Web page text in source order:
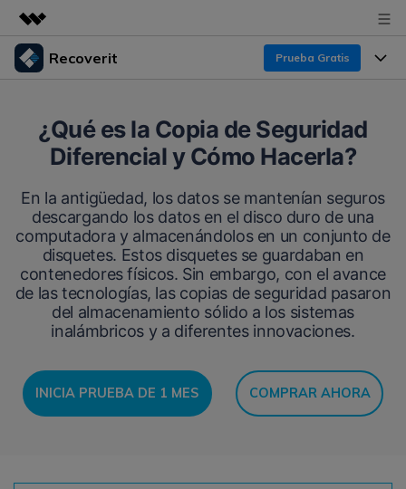
Productos destacados
Utilidades
Empresas
Resumen
Sala de prensa
Tienda
Soporte
Recoverit Prueba Gratis
Recoverit para Windows
Líder en recuperación para Windows
Pruébalo Gratis
Recoverit para Mac
Pruébalo Gratis
Recoverit Gratis
Funciones
Recuperar de Unidades
Recuperar Medios Borrados
Soluciones de Recuperación Exclusivas Nuevo
Recuperar Documentos
Escenarios de Pérdida de Datos
Recursos
Por qué Recoverit
Experto en Recuperación de Datos
Temas Destacados
DESCARGAR Sign In
¿Qué es la Copia de Seguridad
Diferencial y Cómo Hacerla?
En la antigüedad, los datos se mantenían seguros
descargando los datos en el disco duro de una
computadora y almacenándolos en un conjunto de
disquetes. Estos disquetes se guardaban en
contenedores físicos. Sin embargo, con el avance
de las tecnologías, las copias de seguridad pasaron
del almacenamiento sólido a los sistemas
inalámbricos y a diferentes innovaciones.
INICIA PRUEBA DE 1 MES COMPRAR AHORA